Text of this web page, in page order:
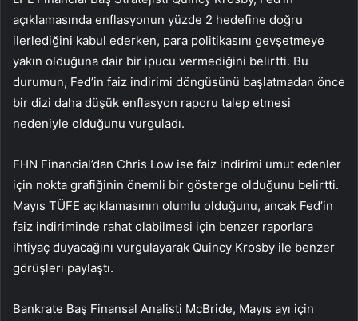
açıklamasında enflasyonun yüzde 2 hedefine doğru
ilerlediğini kabul ederken, para politikasını gevşetmeye
yakın olduğuna dair bir ipucu vermediğini belirtti. Bu
durumun, Fed’in faiz indirimi döngüsünü başlatmadan önce
bir dizi daha düşük enflasyon raporu talep etmesi
nedeniyle olduğunu vurguladı.
FHN Financial’dan Chris Low ise faiz indirimi umut edenler
için nokta grafiğinin önemli bir gösterge olduğunu belirtti.
Mayıs TÜFE açıklamasının olumlu olduğunu, ancak Fed’in
faiz indiriminde rahat olabilmesi için benzer raporlara
ihtiyaç duyacağını vurgulayarak Quincy Krosby ile benzer
görüşleri paylaştı.
Bankrate Baş Finansal Analisti McBride, Mayıs ayı için